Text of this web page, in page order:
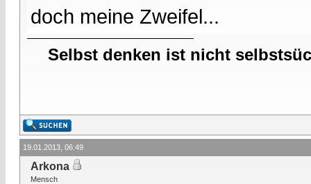
doch meine Zweifel...
Selbst denken ist nicht
19.01.2013, 06:49
Arkona
Mensch